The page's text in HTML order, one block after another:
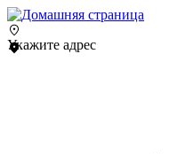
Укажите адрес